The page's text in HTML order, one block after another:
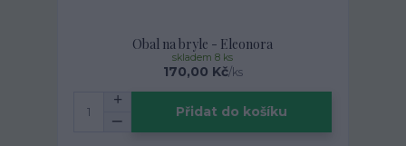
Obal na bryle - Eleonora
170,00 Kč/ks
skladem 8 ks
Přidat do košíku